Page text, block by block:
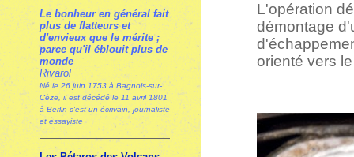
Le bonheur en général fait
plus de flatteurs et
d'envieux que le mérite ;
parce qu'il éblouit plus de
monde
Rivarol
Né le 26 juin 1753 à Bagnols-sur-
Cèze, il est décédé le 11 avril 1801
à Berlin c'est un écrivain, journaliste
et essayiste
L'opération
démontage
orienté vers